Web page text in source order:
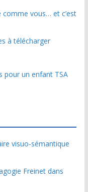
vous… et c’est
à télécharger
pour un enfant TSA
visuo-sémantique
Freinet dans